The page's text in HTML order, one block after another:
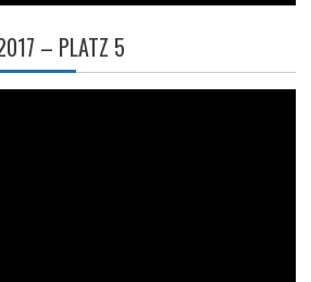
– PLATZ 5